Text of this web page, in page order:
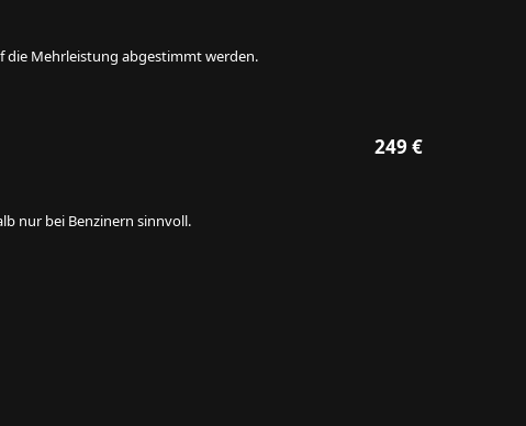
die Mehrleistung abgestimmt werden.
249 €
nur bei Benzinern sinnvoll.